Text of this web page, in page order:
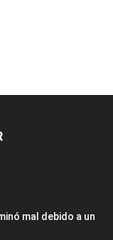
mal debido a un